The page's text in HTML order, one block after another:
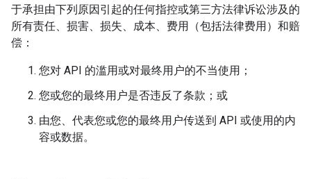
于承担由下列原因引起的任何指控或第三方法律诉讼涉及的
所有责任、损害、损失、成本、费用（包括法律费用）和赔
偿：
您对 API 的滥用或对最终用户的不当使用；
您或您的最终用户是否违反了条款；或
由您、代表您或您的最终用户传送到 API 或使用的内
容或数据。